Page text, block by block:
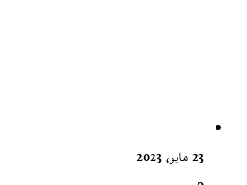
23 مايو، 2023